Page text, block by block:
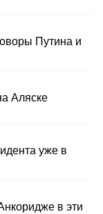
Путина и
Аляске
уже в
в эти